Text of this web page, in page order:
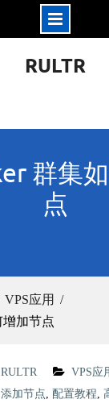
RULTR
群集
点
VPS应用
增加节点
RULTR VPS应
添加节点, 配置教程,